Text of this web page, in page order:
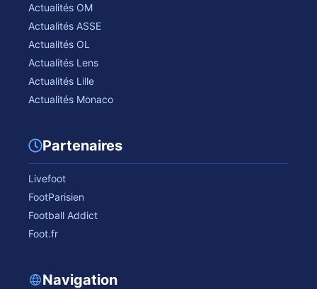
Actualités OM
Actualités ASSE
Actualités OL
Actualités Lens
Actualités Lille
Actualités Monaco
Partenaires
Livefoot
FootParisien
Football Addict
Foot.fr
Navigation